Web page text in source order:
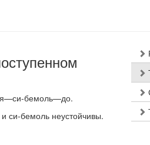
бемоль—до.
си-бемоль неустой­чивы.